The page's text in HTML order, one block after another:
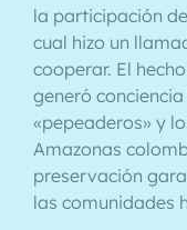
la participación
cual hizo un
cooperar. El
generó
«pepeaderos» y
Amazonas
preservación
las comunidades